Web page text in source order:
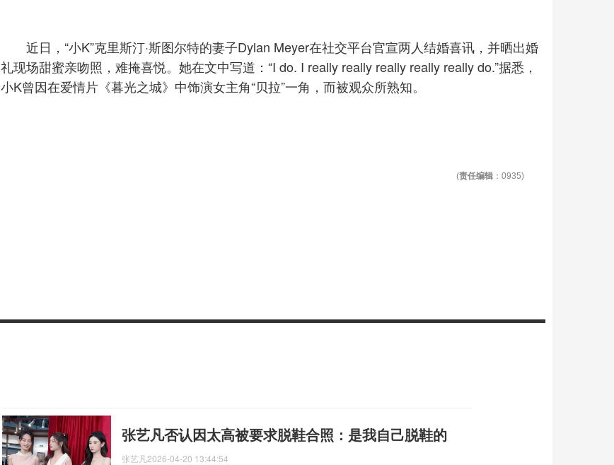
近日，“小K”克里斯汀·斯图尔特的妻子Dylan Meyer在社交平台官宣两人结婚喜讯，并晒出婚
礼现场甜蜜亲吻照，难掩喜悦。她在文中写道：“I do. I really really really really really do.”据悉，
小K曾因在爱情片《暮光之城》中饰演女主角“贝拉”一角，而被观众所熟知。
(责任编辑 ：0935)
张艺凡否认因太高被要求脱鞋合照：是我自己脱鞋的
张艺凡2026-04-20 13:44:54